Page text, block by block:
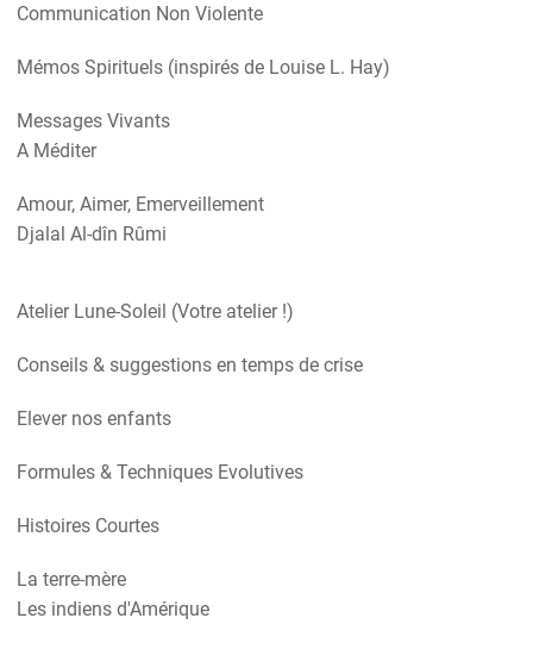
Communication Non Violente
Mémos Spirituels (inspirés de Louise L. Hay)
Messages Vivants
A Méditer
Amour, Aimer, Emerveillement
Djalal Al-dîn Rûmi
Atelier Lune-Soleil (Votre atelier !)
Conseils & suggestions en temps de crise
Elever nos enfants
Formules & Techniques Evolutives
Histoires Courtes
La terre-mère
Les indiens d'Amérique